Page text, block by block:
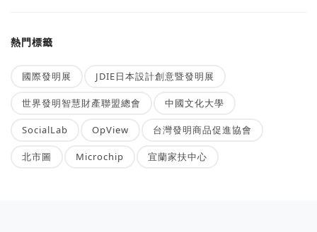
熱門標籤
國際發明展 JDIE日本設計創意暨發明展
世界發明智慧財產聯盟總會 中國文化大學
SocialLab OpView 台灣發明商品促進協會
北市圖 Microchip 宜蘭家扶中心